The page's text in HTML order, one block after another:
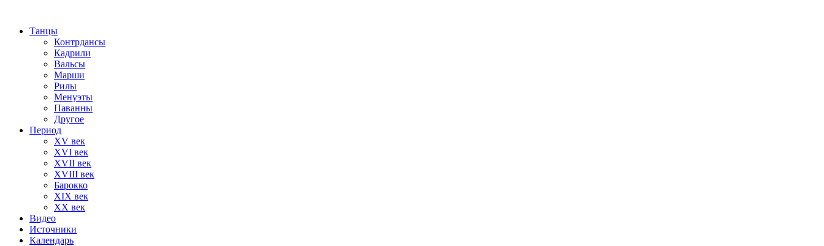
Танцы
Контрдансы
Кадрили
Вальсы
Марши
Рилы
Менуэты
Паванны
Другое
Период
XV век
XVI век
XVII век
XVIII век
Барокко
XIX век
XX век
Видео
Источники
Календарь